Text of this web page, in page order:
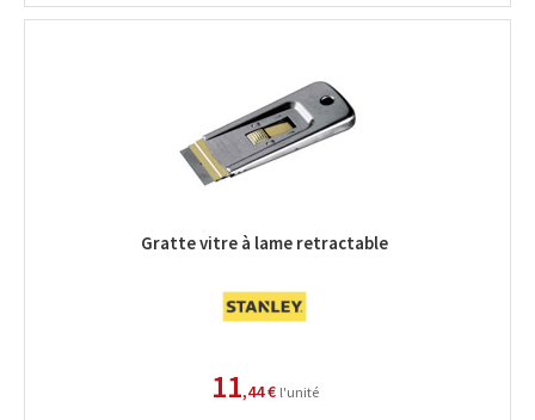
Gratte vitre à lame retractable
11,44 € l'unité